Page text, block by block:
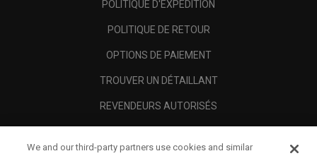
POLITIQUE D'EXPÉDITION
POLITIQUE DE RETOUR
OPTIONS DE PAIEMENT
TROUVER UN DÉTAILLANT
REVENDEURS AUTORISÉS
We and our third-party partners use cookies and similar